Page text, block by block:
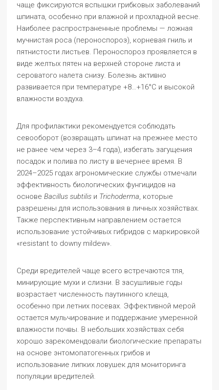
чаще фиксируются вспышки грибковых заболеваний
шпината, особенно при влажной и прохладной весне.
Наиболее распространенные проблемы — ложная
мучнистая роса (пероноспороз), корневая гниль и
пятнистости листьев. Пероноспороз проявляется в
виде желтых пятен на верхней стороне листа и
сероватого налета снизу. Болезнь активно
развивается при температуре +8…+16°C и высокой
влажности воздуха.
Для профилактики рекомендуется соблюдать
севооборот (возвращать шпинат на прежнее место
не ранее чем через 3–4 года), избегать загущения
посадок и полива по листу в вечернее время. В
2024–2025 годах агрономические службы отмечали
эффективность биологических фунгицидов на
основе Bacillus subtilis и Trichoderma, которые
разрешены для использования в личных хозяйствах.
Также перспективным направлением остается
использование устойчивых гибридов с маркировкой
«resistant to downy mildew».
Среди вредителей чаще всего встречаются тля,
минирующие мухи и слизни. В засушливые годы
возрастает численность паутинного клеща,
особенно при летних посевах. Эффективной мерой
остается мульчирование и поддержание умеренной
влажности почвы. В небольших хозяйствах себя
хорошо зарекомендовали биологические препараты
на основе энтомопатогенных грибов и
использование липких ловушек для мониторинга
популяции вредителей.